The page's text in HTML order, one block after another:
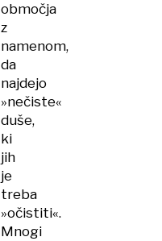
območja
z
namenom,
da
najdejo
»nečiste«
duše,
ki
jih
je
treba
»očistiti«.
Mnogi